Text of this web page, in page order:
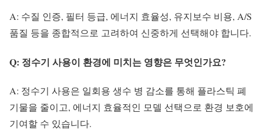
A: 수질 인증, 필터 등급, 에너지 효율성, 유지보수 비용, A/S
품질 등을 종합적으로 고려하여 신중하게 선택해야 합니다.
Q: 정수기 사용이 환경에 미치는 영향은 무엇인가요?
A: 정수기 사용은 일회용 생수 병 감소를 통해 플라스틱 폐
기물을 줄이고, 에너지 효율적인 모델 선택으로 환경 보호에
기여할 수 있습니다.